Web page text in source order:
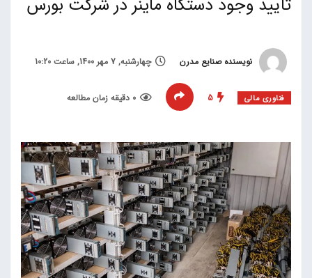
تایید وجود دستگاه ماینر در شرکت بورس
نویسنده صنایع مدرن چهارشنبه, 7 مهر 1400, ساعت 10:20
فناوری مالی 5 0 دقیقه زمان مطالعه